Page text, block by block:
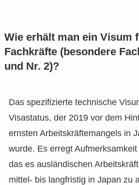
Wie erhält man ein Visum
Fachkräfte (besondere
und Nr. 2)?
Das spezifizierte technische
Visastatus, der 2019 vor dem
ernsten Arbeitskräftemangels in
wurde. Es erregt
das es ausländischen
mittel- bis langfristig in Japan zu